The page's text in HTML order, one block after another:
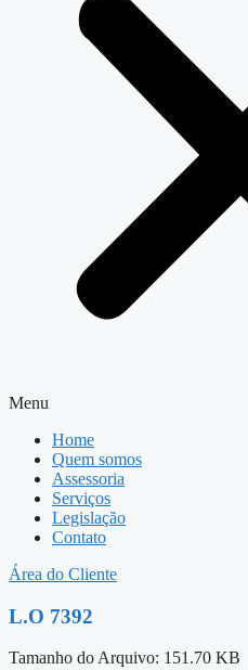
Menu
Home
Quem somos
Assessoria
Serviços
Legislação
Contato
Área do Cliente
L.O 7392
Tamanho do Arquivo: 151.70 KB